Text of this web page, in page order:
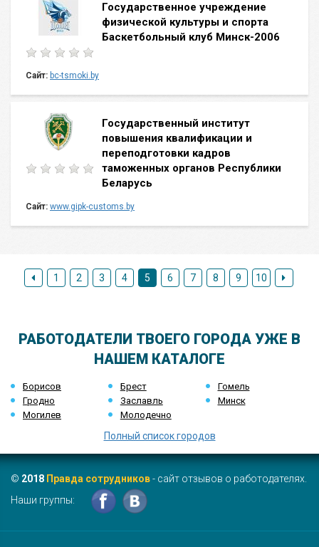
Государственное учреждение
физической культуры и спорта
Баскетбольный клуб Минск-2006
Сайт: bc-tsmoki.by
Государственный институт
повышения квалификации и
переподготовки кадров
таможенных органов Республики
Беларусь
Сайт: www.gipk-customs.by
1 2 3 4 5 6 7 8 9 10
РАБОТОДАТЕЛИ ТВОЕГО ГОРОДА УЖЕ В
НАШЕМ КАТАЛОГЕ
Борисов Брест
Гомель
Гродно
Заславль
Минск
Могилев
Молодечно
Полный список городов
© 2018 Правда сотрудников- сайт отзывов о работодателях.
Наши группы: